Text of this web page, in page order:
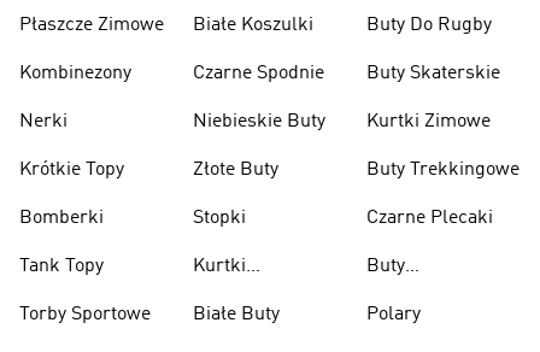
Płaszcze Zimowe
Kombinezony
Nerki
Krótkie Topy
Bomberki
Tank Topy
Torby Sportowe
Białe Koszulki
Czarne Spodnie
Niebieskie Buty
Złote Buty
Stopki
Kurtki
Białe Buty
Buty Do Rugby
Buty Skaterskie
Kurtki Zimowe
Buty Trekkingowe
Czarne Plecaki
Buty
Polary